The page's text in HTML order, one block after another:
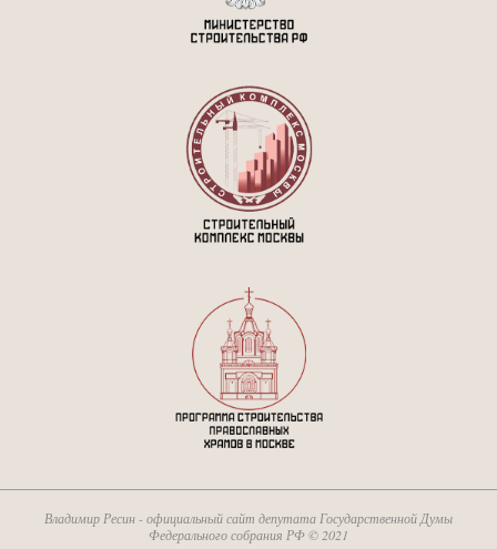
Владимир Ресин - официальный сайт депутата Государственной Думы
Федерального собрания РФ © 2021